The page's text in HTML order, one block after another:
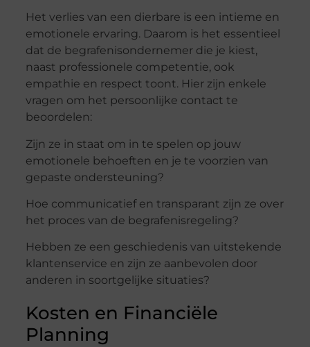
Het verlies van een dierbare is een intieme en
emotionele ervaring. Daarom is het essentieel
dat de begrafenisondernemer die je kiest,
naast professionele competentie, ook
empathie en respect toont. Hier zijn enkele
vragen om het persoonlijke contact te
beoordelen:
Zijn ze in staat om in te spelen op jouw
emotionele behoeften en je te voorzien van
gepaste ondersteuning?
Hoe communicatief en transparant zijn ze over
het proces van de begrafenisregeling?
Hebben ze een geschiedenis van uitstekende
klantenservice en zijn ze aanbevolen door
anderen in soortgelijke situaties?
Kosten en Financiële
Planning